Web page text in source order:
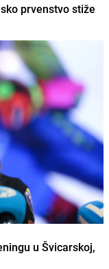
prvenstvo stiže
u Švicarskoj,